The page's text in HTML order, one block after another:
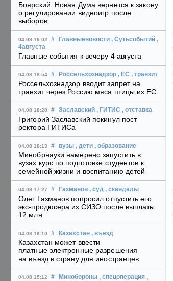
Боярский: Новая Дума вернется к закону
о регулировании видеоигр после
выборов
04.08 19:02 # Главныеновости , Сутьсобытий ,
4августа
Главные события к вечеру 4 августа
04.08 18:54 # Россельхознадзор , ЕС , транзит
Россельхознадзор вводит запрет на
транзит через Россию мяса птицы из ЕС
04.08 18:28 # Заславский , ГИТИС , отставка
Григорий Заславский покинул пост
ректора ГИТИСа
04.08 18:13 # вузы , дети , образование
Минобрнауки намерено запустить в
вузах курс по подготовке студентов к
семейной жизни и воспитанию детей
04.08 17:27 # Газманов , суд , скандалы
Олег Газманов попросил отпустить его
экс-продюсера из СИЗО после выплаты
12 млн
04.08 16:10 # Казахстан , въезд
Казахстан может ввести
платные электронные разрешения
на въезд в страну для иностранцев
04.08 15:12 # Минобороны , спецоперация ,